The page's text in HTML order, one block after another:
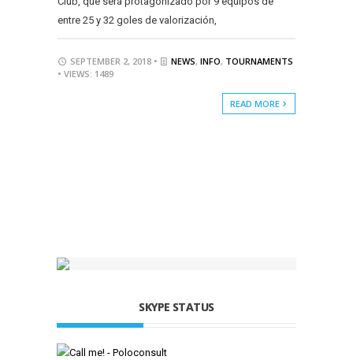
entre 25 y 32 goles de valorización,
SEPTEMBER 2, 2018 • NEWS, INFO, TOURNAMENTS
• VIEWS: 1489
READ MORE
SKYPE STATUS